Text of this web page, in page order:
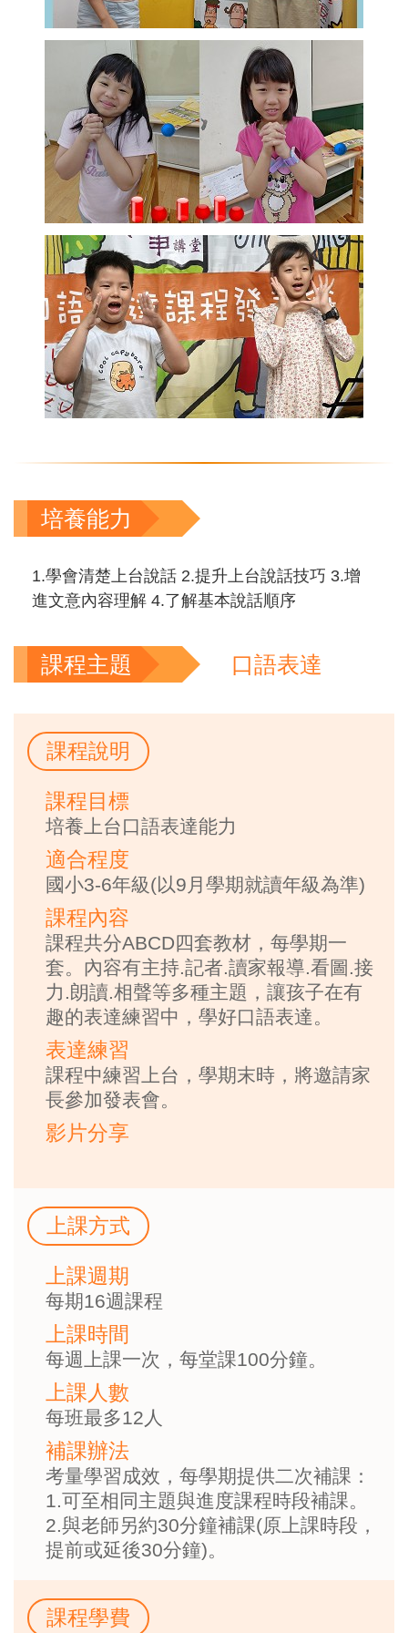
培養能力
1.學會清楚上台說話 2.提升上台說話技巧 3.增
進文意內容理解 4.了解基本說話順序
課程主題 口語表達
課程說明
課程目標
培養上台口語表達能力
適合程度
國小3-6年級(以9月學期就讀年級為準)
課程內容
課程共分ABCD四套教材，每學期一
套。內容有主持.記者.讀家報導.看圖.接
力.朗讀.相聲等多種主題，讓孩子在有
趣的表達練習中，學好口語表達。
表達練習
課程中練習上台，學期末時，將邀請家
長參加發表會。
影片分享
上課方式
上課週期
每期16週課程
上課時間
每週上課一次，每堂課100分鐘。
上課人數
每班最多12人
補課辦法
考量學習成效，每學期提供二次補課：
1.可至相同主題與進度課程時段補課。
2.與老師另約30分鐘補課(原上課時段，
提前或延後30分鐘)。
課程學費